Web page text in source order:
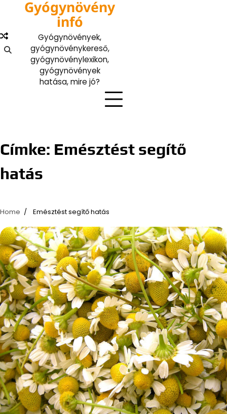
content
Gyógynövény
infó
Gyógynövények,
gyógynövénykereső,
gyógynövénylexikon,
gyógynövények
hatása, mire jó?
Címke: Emésztést segítő
hatás
Home Emésztést segítő hatás